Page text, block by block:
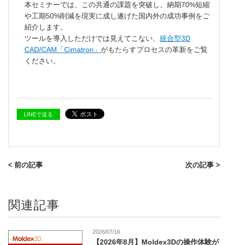
本セミナーでは、この共通の課題を突破し、納期70%短縮
や工期50%削減を現実に成し遂げた国内外の成功事例をご
紹介します。
ツールを導入しただけでは見えてこない、 統合型3D
CAD/CAM「Cimatron」 がもたらすプロセスの革新をご覧
ください。
LINEで送る
< 前の記事 次の記事 >
関連記事
2026/07/16
【2026年8月】Moldex3Dの操作体験が